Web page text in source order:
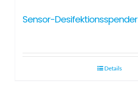
Sensor-Desifektionsspender
Details